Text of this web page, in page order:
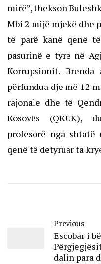
mirë”, thekson
Mbi 2 mijë mjekë dhe
të parë kanë qenë
pasurinë e tyre në
Korrupsionit.
përfundua dje më 12
rajonale dhe të
Kosovës (QKUK),
profesorë nga
qenë të detyruar ta
Previous
Escobar i
dalin para